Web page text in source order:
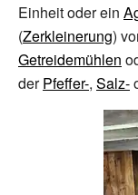
Einheit oder ein
(Zerkleinerung)
Getreidemühlen
derPfeffer-, Salz-